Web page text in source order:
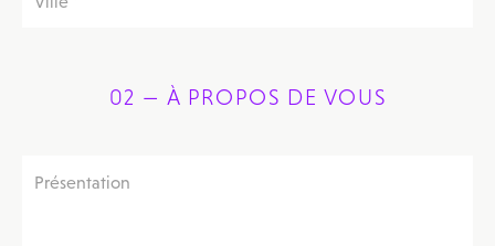
02 — À PROPOS DE VOUS